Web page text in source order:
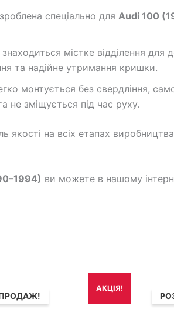
спеціально для Audi 100
знаходиться містке відділення
та надійне утримання кришки.
монтується без свердління,
не зміщується під час руху.
якості на всіх етапах
ви можете в нашому
АКЦІЯ!
ціна:
1,490₴.